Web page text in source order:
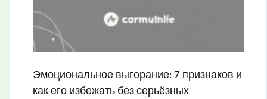
Эмоциональное выгорание: 7 признаков и
как его избежать без серьёзных